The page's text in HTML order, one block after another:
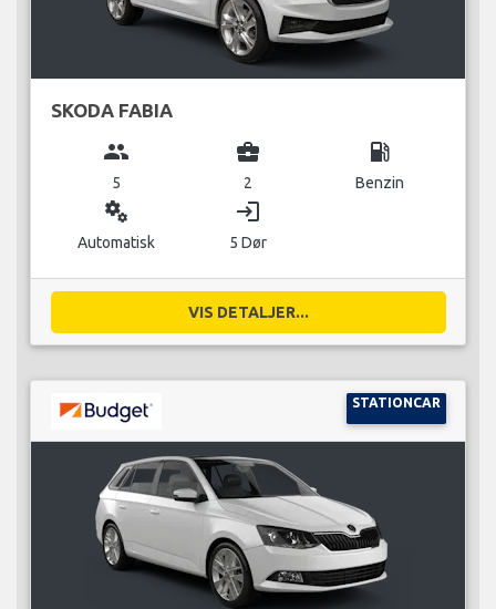
SKODA FABIA
group
5
business_center
2
local_gas_station
Benzin
miscellaneous_services
Automatisk
login
5 Dør
VIS DETALJER...
STATIONCAR